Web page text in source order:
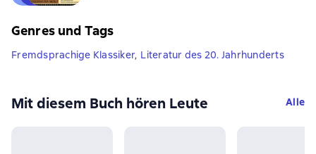
Genres und Tags
Fremdsprachige Klassiker, Literatur des 20. Jahrhunderts
Mit diesem Buch hören Leute Alle